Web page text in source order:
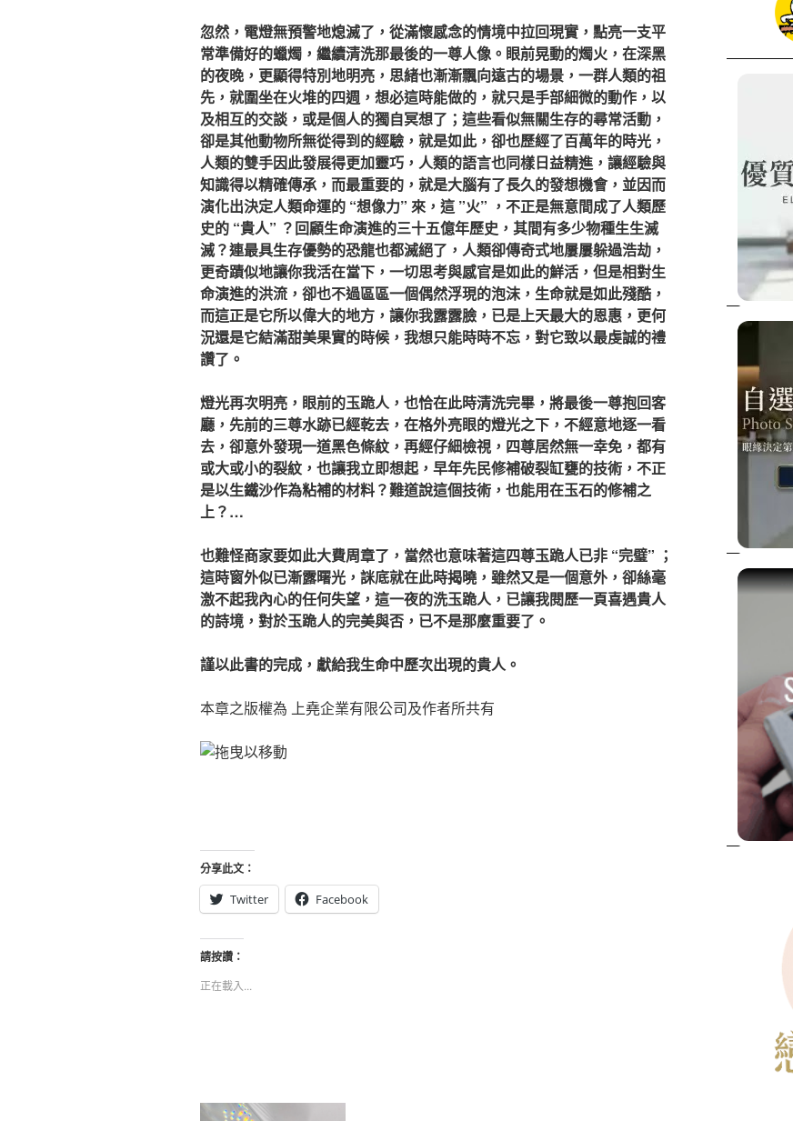
忽然，電燈無預警地熄滅了，從滿懷感念的情境中拉回現實，點亮一支平
常準備好的蠟燭，繼續清洗那最後的一尊人像。眼前晃動的燭火，在深黑
的夜晚，更顯得特別地明亮，思緒也漸漸飄向遠古的場景，一群人類的祖
先，就圍坐在火堆的四週，想必這時能做的，就只是手部細微的動作，以
及相互的交談，或是個人的獨自冥想了；這些看似無關生存的尋常活動，
卻是其他動物所無從得到的經驗，就是如此，卻也歷經了百萬年的時光，
人類的雙手因此發展得更加靈巧，人類的語言也同樣日益精進，讓經驗與
知識得以精確傳承，而最重要的，就是大腦有了長久的發想機會，並因而
演化出決定人類命運的 “想像力” 來，這 ”火” ，不正是無意間成了人類歷
史的 “貴人” ？回顧生命演進的三十五億年歷史，其間有多少物種生生滅
滅？連最具生存優勢的恐龍也都滅絕了，人類卻傳奇式地屢屢躲過浩劫，
更奇蹟似地讓你我活在當下，一切思考與感官是如此的鮮活，但是相對生
命演進的洪流，卻也不過區區一個偶然浮現的泡沫，生命就是如此殘酷，
而這正是它所以偉大的地方，讓你我露露臉，已是上天最大的恩惠，更何
況還是它結滿甜美果實的時候，我想只能時時不忘，對它致以最虔誠的禮
讚了。
燈光再次明亮，眼前的玉跪人，也恰在此時清洗完畢，將最後一尊抱回客
廳，先前的三尊水跡已經乾去，在格外亮眼的燈光之下，不經意地逐一看
去，卻意外發現一道黑色條紋，再經仔細檢視，四尊居然無一幸免，都有
或大或小的裂紋，也讓我立即想起，早年先民修補破裂缸甕的技術，不正
是以生鐵沙作為粘補的材料？難道說這個技術，也能用在玉石的修補之
上？…
也難怪商家要如此大費周章了，當然也意味著這四尊玉跪人已非 “完璧” ；
這時窗外似已漸露曙光，詸底就在此時揭曉，雖然又是一個意外，卻絲毫
激不起我內心的任何失望，這一夜的洗玉跪人，已讓我閱歷一頁喜遇貴人
的詩境，對於玉跪人的完美與否，已不是那麼重要了。
謹以此書的完成，獻給我生命中歷次出現的貴人。
本章之版權為 上堯企業有限公司及作者所共有
分享此文：
Twitter
Facebook
請按讚：
正在載入...